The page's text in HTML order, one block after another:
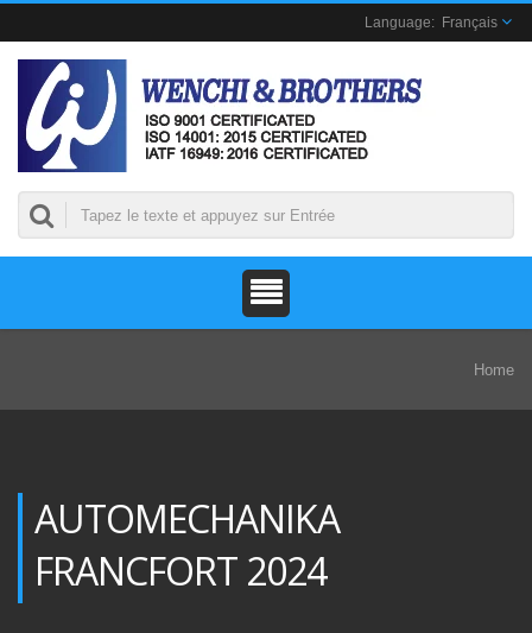
Français
Home
AUTOMECHANIKA
FRANCFORT 2024